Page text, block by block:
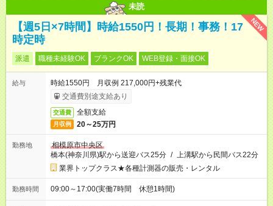
未読
NEW
【週5日×7時間】時給1550円！長期！事務！17
時定時
派遣 職種未経験OK ブランクOK WEB登録・面接OK
給与
時給1550円 月収例 217,000円+残業代
交通費別途支給あり
交通費 全額支給
月収例 20～25万円
勤務地
相模原市中央区
橋本(神奈川県)駅から送迎バス25分 / 上溝駅から民間バス22分
業界トップクラス★各種計測器の販売・レンタル
勤務時間 09:00～17:00(実働7時間 休憩1時間)